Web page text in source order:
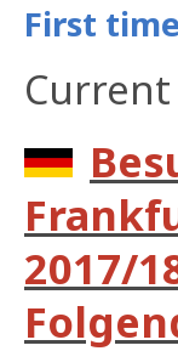
First
Current
2017/